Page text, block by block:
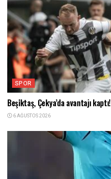
SPOR
Beşiktaş, Çekya’da avantajı kaptı!
6 AĞUSTOS 2026